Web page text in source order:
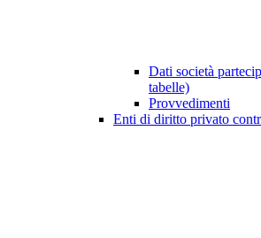
Dati società
tabelle)
Provvedimenti
Enti di diritto privato